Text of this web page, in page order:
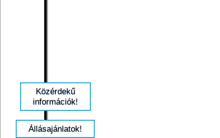
Közérdekű
információk!
Állásajánlatok!